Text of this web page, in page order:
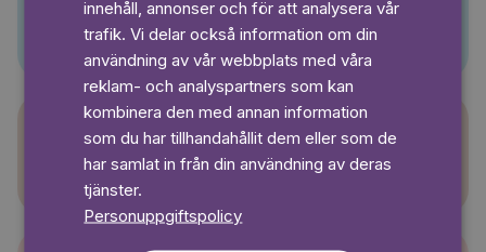
Sagasagor
innehåll, annonser och för att analysera vår
trafik. Vi delar också information om din
användning av vår webbplats med våra
reklam- och analyspartners som kan
kombinera den med annan information
som du har tillhandahållit dem eller som de
har samlat in från din användning av deras
tjänster.
Personuppgiftspolicy